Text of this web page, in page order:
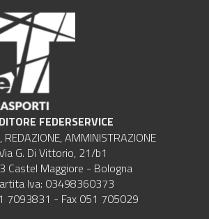
FEDERSERVICE
REDAZIONE, AMMINISTRAZIONE
G. Di Vittorio, 21/b1
Castel Maggiore - Bologna
Iva: 03498360373
7093831 - Fax 051 705029